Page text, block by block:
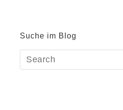
Suche im Blog